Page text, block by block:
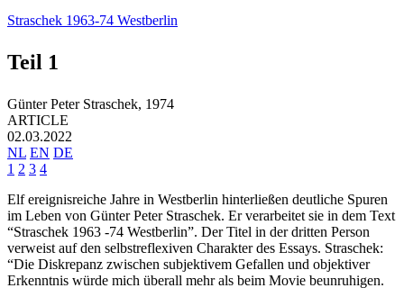
Straschek 1963-74 Westberlin
Teil 1
Günter Peter Straschek, 1974
ARTICLE
02.03.2022
NL EN DE
1 2 3 4
Elf ereignisreiche Jahre in Westberlin hinterließen deutliche Spuren
im Leben von Günter Peter Straschek. Er verarbeitet sie in dem Text
“Straschek 1963 -74 Westberlin”. Der Titel in der dritten Person
verweist auf den selbstreflexiven Charakter des Essays. Straschek:
“Die Diskrepanz zwischen subjektivem Gefallen und objektiver
Erkenntnis würde mich überall mehr als beim Movie beunruhigen.